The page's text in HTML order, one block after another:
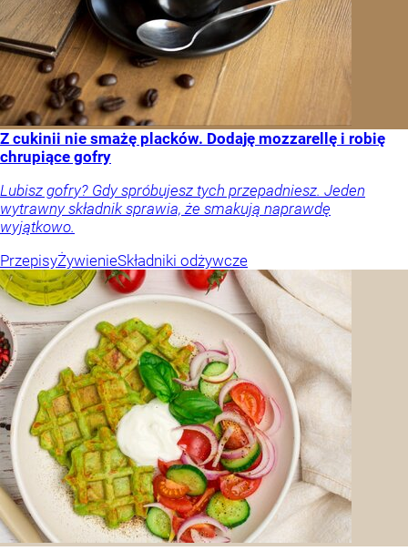
Z cukinii nie smażę placków. Dodaję mozzarellę i robię
chrupiące gofry
Lubisz gofry? Gdy spróbujesz tych przepadniesz. Jeden
wytrawny składnik sprawia, że smakują naprawdę
wyjątkowo.
PrzepisyŻywienieSkładniki odżywcze